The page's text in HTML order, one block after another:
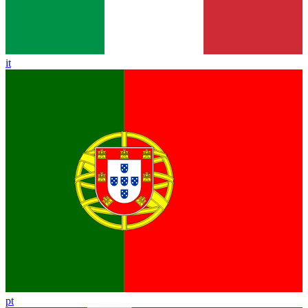
it
pt